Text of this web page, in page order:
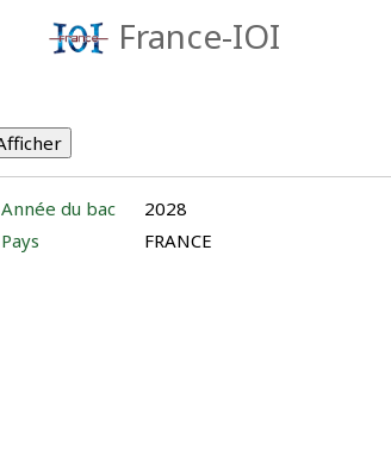
France-IOI
Année du bac
2028
Pays
FRANCE